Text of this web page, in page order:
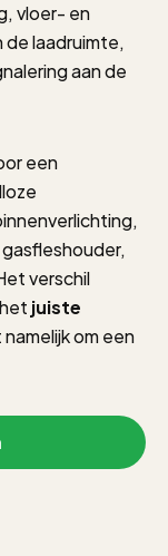
vloer- en
de laadruimte,
aan de
een
verschil
juiste
om een